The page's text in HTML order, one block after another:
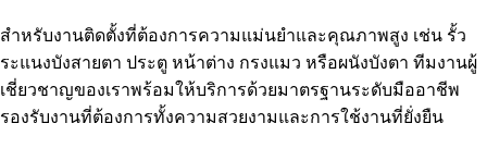
สำหรับงานติดตั้งที่ต้องการความแม่นยำและคุณภาพสูง เช่น รั้ว
ระแนงบังสายตา ประตู หน้าต่าง กรงแมว หรือผนังบังตา ทีมงานผู้
เชี่ยวชาญของเราพร้อมให้บริการด้วยมาตรฐานระดับมืออาชีพ
รองรับงานที่ต้องการทั้งความสวยงามและการใช้งานที่ยั่งยืน